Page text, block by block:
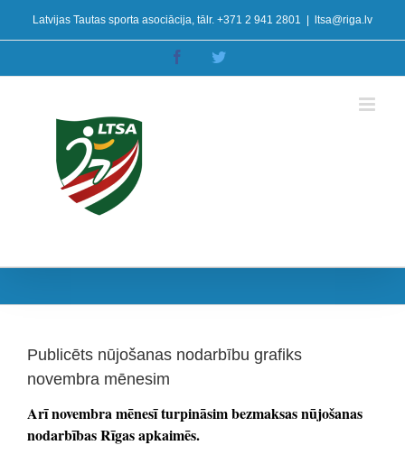
content
Latvijas Tautas sporta asociācija, tālr. +371 2 941 2801 ltsa@riga.lv
Facebook
Publicēts nūjošanas nodarbību grafiks
novembra mēnesim
Arī novembra mēnesī turpināsim bezmaksas nūjošanas
nodarbības Rīgas apkaimēs.